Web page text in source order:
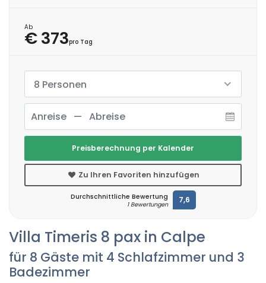
Villa Timeris 8 pax in Calpe
für 8 Gäste mit 4 Schlafzimmer und 3
Badezimmer
Ab
€ 373pro Tag
8 Personen
Preisberechnung per Kalender
Zu Ihren Favoriten hinzufügen
Durchschnittliche Bewertung
1 Bewertungen 7,6